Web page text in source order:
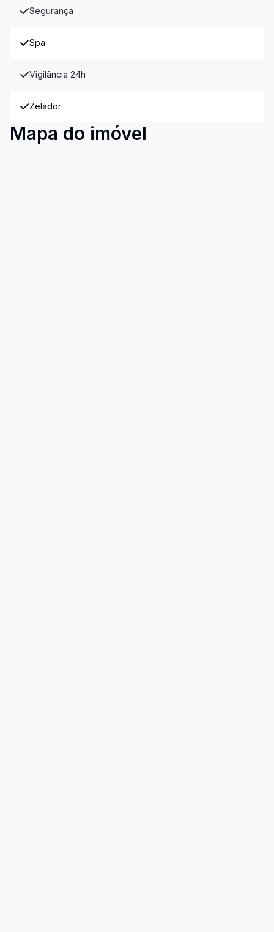
Segurança
Spa
Vigilância 24h
Zelador
Mapa do imóvel